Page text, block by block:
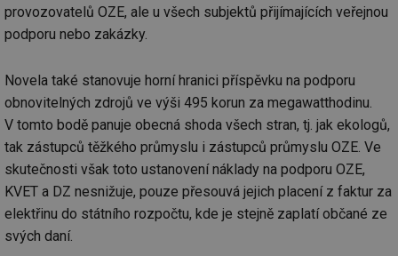
provozovatelů OZE, ale u všech subjektů přijímajících veřejnou
podporu nebo zakázky.
Novela také stanovuje horní hranici příspěvku na podporu
obnovitelných zdrojů ve výši 495 korun za megawatthodinu.
V tomto bodě panuje obecná shoda všech stran, tj. jak ekologů,
tak zástupců těžkého průmyslu i zástupců průmyslu OZE. Ve
skutečnosti však toto ustanovení náklady na podporu OZE,
KVET a DZ nesnižuje, pouze přesouvá jejich placení z faktur za
elektřinu do státního rozpočtu, kde je stejně zaplatí občané ze
svých daní.